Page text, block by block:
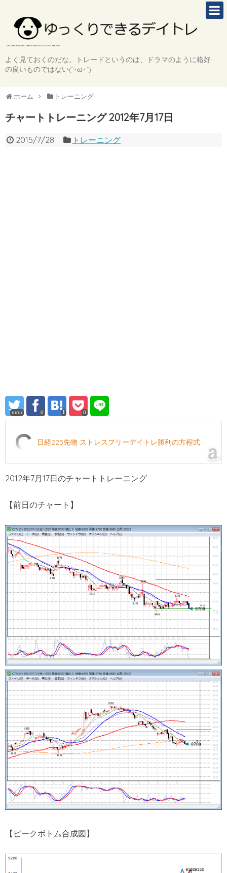
よく見ておくのだな。トレードというのは、ドラマのように格好
の良いものではない(`･ω･´)
ホーム トレーニング
チャートトレーニング 2012年7月17日
2015/7/28 トレーニング
error 0 0
日経225先物 ストレスフリーデイトレ勝利の方程式
2012年7月17日のチャートトレーニング
【前日のチャート】
【ピークボトム合成図】